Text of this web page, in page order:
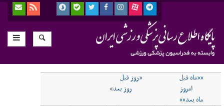
««ماه قبل
«روز قبل
امروز
روز بعد»
ماه بعد»»